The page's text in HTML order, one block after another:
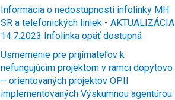
Informácia o nedostupnosti infolinky MH
SR a telefonických liniek - AKTUALIZÁCIA
14.7.2023 Infolinka opäť dostupná
Usmernenie pre prijímateľov k
nefungujúcim projektom v rámci dopytovo
– orientovaných projektov OPII
implementovaných Výskumnou agentúrou